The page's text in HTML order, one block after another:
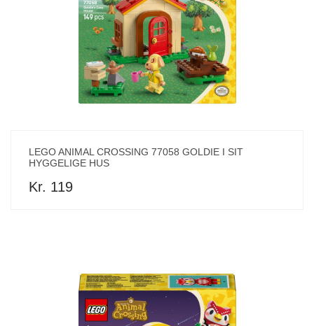
LEGO ANIMAL CROSSING 77058 GOLDIE I SIT
HYGGELIGE HUS
Kr. 119